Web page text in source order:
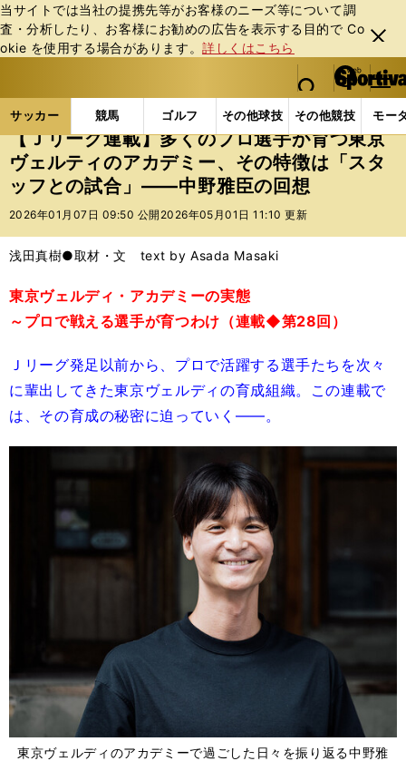
当サイトでは当社の提携先等がお客様のニーズ等について調
査・分析したり、お客様にお勧めの広告を表⽰する⽬的で Co
okie を使⽤する場合があります。詳しくはこちら
閉じ
る
web Sportiva (webスポルティーバ)
検索
マイペ
ー
ジ
メニュ
サッカー 競馬 ゴルフ その他球技 その他競技 モー
ス
ポ
ル
テ
ー
バ
サッカーの記事一覧 Jリーグ他 Jリーグ 【Ｊリ
【Ｊリーグ連載】多くのプロ選手が育つ東京
ヴェルティのアカデミー、その特徴は「スタ
ッフとの試合」――中野雅臣の回想
2026年01月07日 09:50 公開 2026年05月01日 11:10 更新
浅田真樹●取材・文 text by Asada Masaki
東京ヴェルディ・アカデミーの実態
～プロで戦える選手が育つわけ（連載◆第28回）
Ｊリーグ発足以前から、プロで活躍する選手たちを次々
に輩出してきた東京ヴェルディの育成組織。この連載で
は、その育成の秘密に迫っていく――。
東京ヴェルディのアカデミーで過ごした日々を振り返る中野雅